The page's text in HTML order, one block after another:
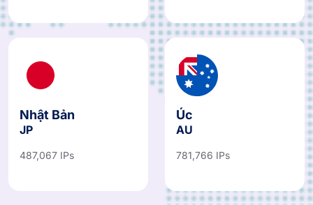
Nhật Bản
JP
487,067 IPs
Úc
AU
781,766 IPs